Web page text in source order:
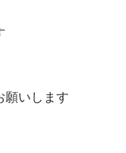
願いします